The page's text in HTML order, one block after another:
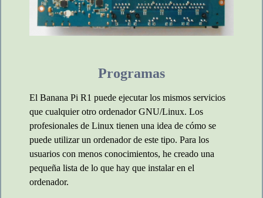
Programas
El Banana Pi R1 puede ejecutar los mismos servicios
que cualquier otro ordenador GNU/Linux. Los
profesionales de Linux tienen una idea de cómo se
puede utilizar un ordenador de este tipo. Para los
usuarios con menos conocimientos, he creado una
pequeña lista de lo que hay que instalar en el
ordenador.